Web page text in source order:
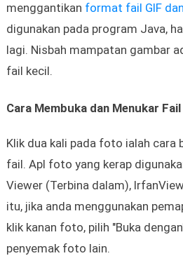
menggantikan format fail GIF
digunakan pada program Java,
lagi. Nisbah mampatan gambar
fail kecil.
Cara Membuka dan Menukar Fail
Klik dua kali pada foto ialah cara
fail. Apl foto yang kerap
Viewer (Terbina dalam),
itu, jika anda menggunakan
klik kanan foto, pilih "Buka
penyemak foto lain.